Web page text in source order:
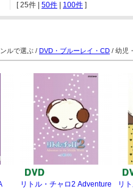
[ 25件 50件 100件 ]
ルで選ぶ / DVD・ブルーレイ・CD / 幼児
リトル・チャロ2 Adventure
リ